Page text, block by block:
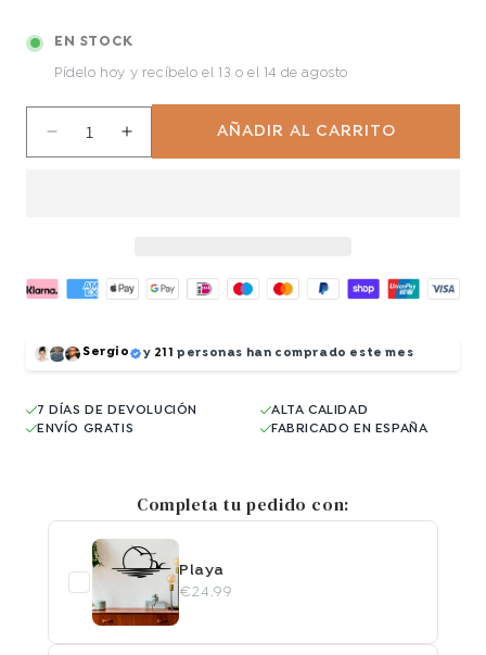
EN STOCK
Pídelo hoy y recíbeloel 13 o el 14 de agosto
Reducir
cantidad
Aumentar
cantidad
AÑADIR AL CARRITO
Sergio y 211 personas han comprado este mes
7 DÍAS DE DEVOLUCIÓN
ALTA CALIDAD
ENVÍO GRATIS
FABRICADO EN ESPAÑA
Completa tu pedido con:
Playa
€24.99